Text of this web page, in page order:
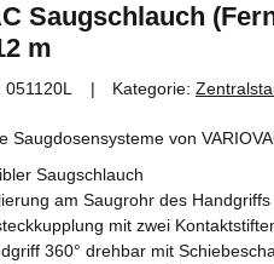
Saugschlauch
m
051120L Kategorie:
Saugdosensysteme von
Saugschlauch
am Saugrohr des Handgriffs
mit zwei
360° drehbar mit